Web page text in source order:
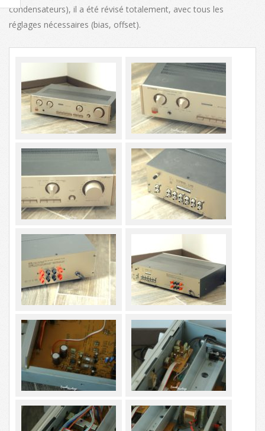
condensateurs), il a été révisé totalement, avec tous les
réglages nécessaires (bias, offset).